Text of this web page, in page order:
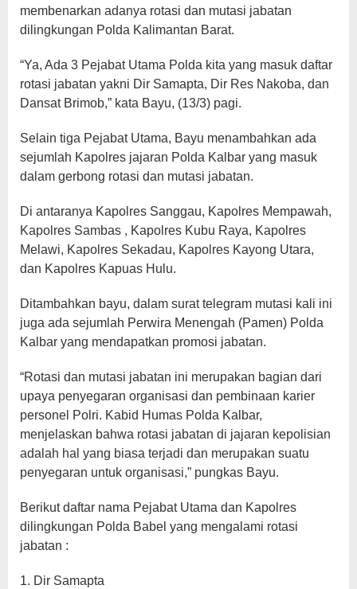
membenarkan adanya rotasi dan mutasi jabatan
dilingkungan Polda Kalimantan Barat.
“Ya, Ada 3 Pejabat Utama Polda kita yang masuk daftar
rotasi jabatan yakni Dir Samapta, Dir Res Nakoba, dan
Dansat Brimob,” kata Bayu, (13/3) pagi.
Selain tiga Pejabat Utama, Bayu menambahkan ada
sejumlah Kapolres jajaran Polda Kalbar yang masuk
dalam gerbong rotasi dan mutasi jabatan.
Di antaranya Kapolres Sanggau, Kapolres Mempawah,
Kapolres Sambas , Kapolres Kubu Raya, Kapolres
Melawi, Kapolres Sekadau, Kapolres Kayong Utara,
dan Kapolres Kapuas Hulu.
Ditambahkan bayu, dalam surat telegram mutasi kali ini
juga ada sejumlah Perwira Menengah (Pamen) Polda
Kalbar yang mendapatkan promosi jabatan.
“Rotasi dan mutasi jabatan ini merupakan bagian dari
upaya penyegaran organisasi dan pembinaan karier
personel Polri. Kabid Humas Polda Kalbar,
menjelaskan bahwa rotasi jabatan di jajaran kepolisian
adalah hal yang biasa terjadi dan merupakan suatu
penyegaran untuk organisasi,” pungkas Bayu.
Berikut daftar nama Pejabat Utama dan Kapolres
dilingkungan Polda Babel yang mengalami rotasi
jabatan :
1. Dir Samapta